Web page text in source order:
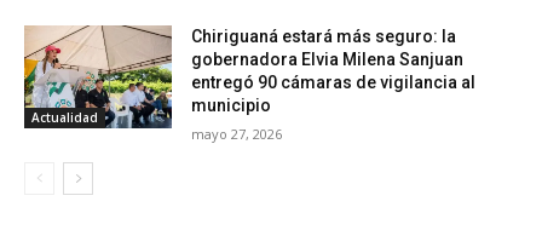
Actualidad
Chiriguaná estará más seguro: la
gobernadora Elvia Milena Sanjuan
entregó 90 cámaras de vigilancia al
municipio
mayo 27, 2026